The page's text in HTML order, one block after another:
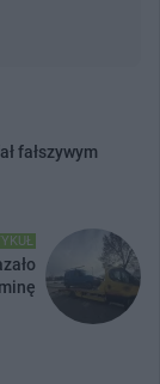
fałszywym